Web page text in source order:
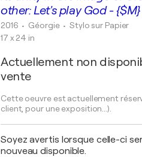
other: Let's play God - {$M}
2016 • Géorgie • Stylo sur Papier
17 x 24 in
Actuellement non
vente
Cette oeuvre est actuellement
client, pour une exposition...).
Soyez avertis lorsque celle-ci
nouveau disponible.